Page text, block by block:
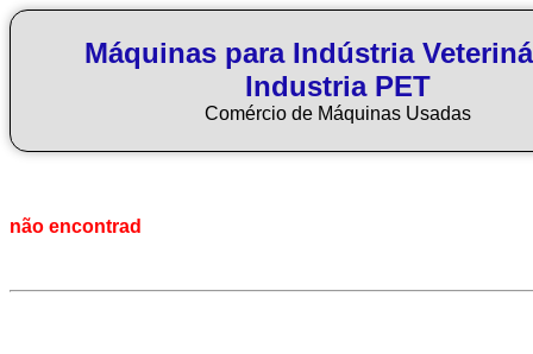
Máquinas para Indústria
Industria PET
Comércio de Máquinas Usadas
não encontrad